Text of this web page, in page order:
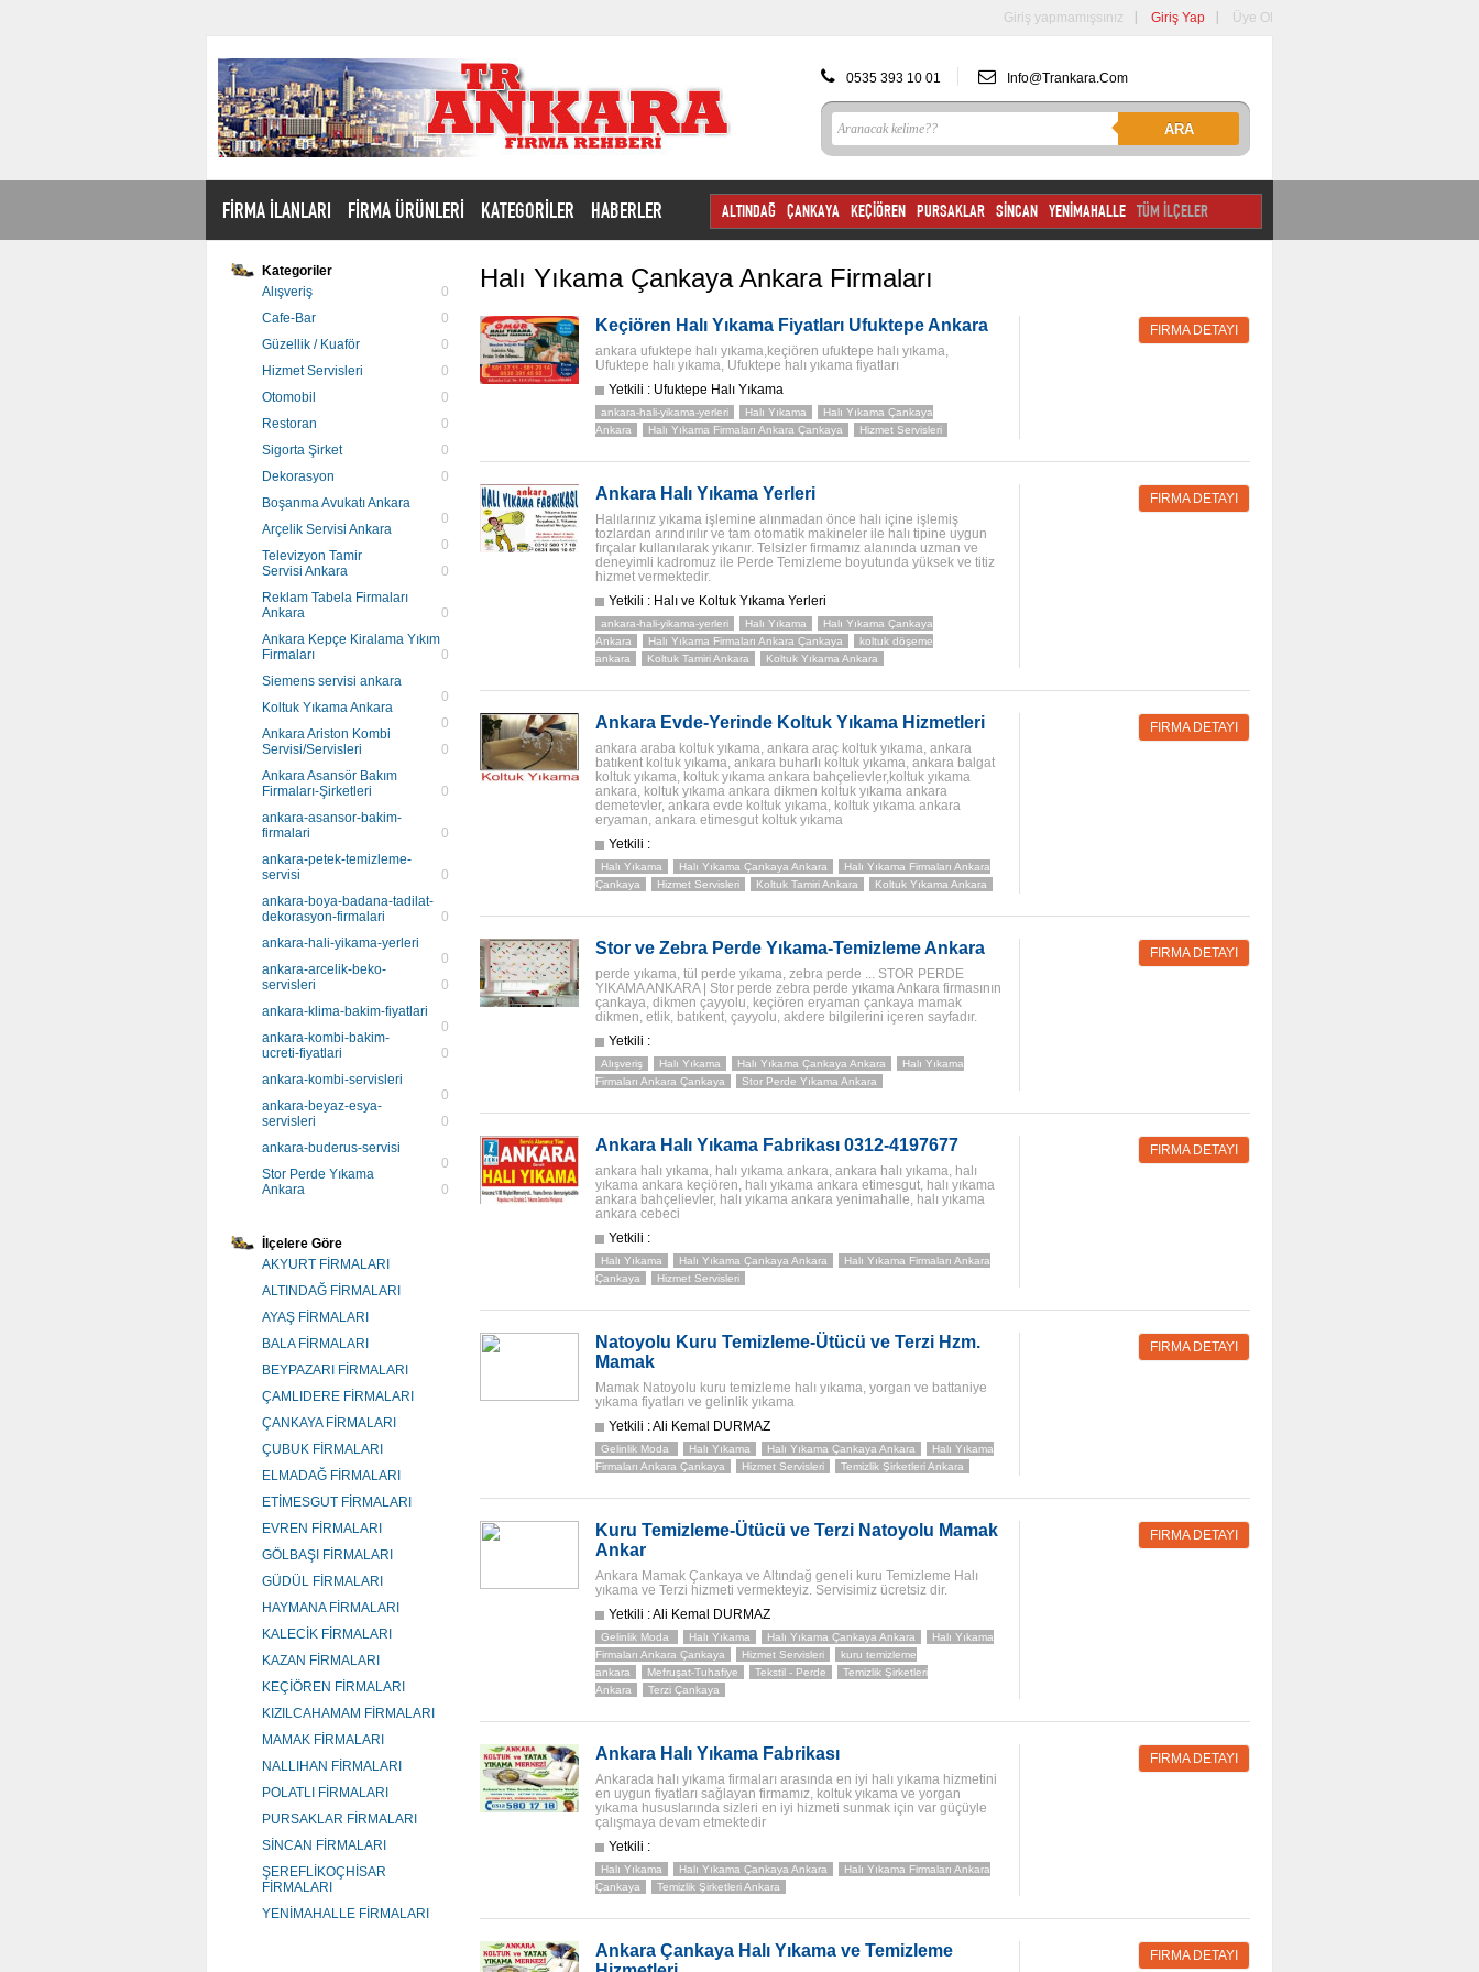
Üye Ol
Giriş Yap
Giriş yapmamışsınız
0535 393 10 01 Info@trankara.com
ARA
ALTINDAĞ ÇANKAYA KEÇİÖREN PURSAKLAR SİNCAN YENİMAHALLE TÜM İLÇELER
FİRMA İLANLARI FİRMA ÜRÜNLERİ KATEGORİLER HABERLER
Kategoriler
Alışveriş
0
Cafe-Bar
0
Güzellik / Kuaför
0
Hizmet Servisleri
0
Otomobil
0
Restoran
0
Sigorta Şirket
0
Dekorasyon
0
Boşanma Avukatı Ankara
0
Arçelik Servisi Ankara
0
Televizyon Tamir
Servisi Ankara
0
Reklam Tabela Firmaları
Ankara
0
Ankara Kepçe Kiralama Yıkım
Firmaları
0
Siemens servisi ankara
0
Koltuk Yıkama Ankara
0
Ankara Ariston Kombi
Servisi/Servisleri
0
Ankara Asansör Bakım
Firmaları-Şirketleri
0
ankara-asansor-bakim-
firmalari
0
ankara-petek-temizleme-
servisi
0
ankara-boya-badana-tadilat-
dekorasyon-firmalari
0
ankara-hali-yikama-yerleri
0
ankara-arcelik-beko-
servisleri
0
ankara-klima-bakim-fiyatlari
0
ankara-kombi-bakim-
ucreti-fiyatlari
0
ankara-kombi-servisleri
0
ankara-beyaz-esya-
servisleri
0
ankara-buderus-servisi
0
Stor Perde Yıkama
Ankara
0
İlçelere Göre
AKYURT FİRMALARI
ALTINDAĞ FİRMALARI
AYAŞ FİRMALARI
BALA FİRMALARI
BEYPAZARI FİRMALARI
ÇAMLIDERE FİRMALARI
ÇANKAYA FİRMALARI
ÇUBUK FİRMALARI
ELMADAĞ FİRMALARI
ETİMESGUT FİRMALARI
EVREN FİRMALARI
GÖLBAŞI FİRMALARI
GÜDÜL FİRMALARI
HAYMANA FİRMALARI
KALECİK FİRMALARI
KAZAN FİRMALARI
KEÇİÖREN FİRMALARI
KIZILCAHAMAM FİRMALARI
MAMAK FİRMALARI
NALLIHAN FİRMALARI
POLATLI FİRMALARI
PURSAKLAR FİRMALARI
SİNCAN FİRMALARI
ŞEREFLİKOÇHİSAR
FİRMALARI
YENİMAHALLE FİRMALARI
Halı Yıkama Çankaya Ankara Firmaları
Keçiören Halı Yıkama Fiyatları Ufuktepe Ankara
ankara ufuktepe halı yıkama,keçiören ufuktepe halı yıkama,
Ufuktepe halı yıkama, Ufuktepe halı yıkama fiyatları
Yetkili : Ufuktepe Halı Yıkama
ankara-hali-yikama-yerleri Halı Yıkama
Halı Yıkama Çankaya
Ankara
Halı Yıkama Firmaları Ankara Çankaya Hizmet Servisleri
FIRMA DETAYI
Ankara Halı Yıkama Yerleri
Halılarınız yıkama işlemine alınmadan önce halı içine işlemiş
tozlardan arındırılır ve tam otomatik makineler ile halı tipine uygun
fırçalar kullanılarak yıkanır. Telsizler firmamız alanında uzman ve
deneyimli kadromuz ile Perde Temizleme boyutunda yüksek ve titiz
hizmet vermektedir.
Yetkili : Halı ve Koltuk Yıkama Yerleri
ankara-hali-yikama-yerleri Halı Yıkama
Halı Yıkama Çankaya
Ankara
Halı Yıkama Firmaları Ankara Çankaya
koltuk döşeme
ankara
Koltuk Tamiri Ankara Koltuk Yıkama Ankara
FIRMA DETAYI
Ankara Evde-Yerinde Koltuk Yıkama Hizmetleri
ankara araba koltuk yıkama, ankara araç koltuk yıkama, ankara
batıkent koltuk yıkama, ankara buharlı koltuk yıkama, ankara balgat
koltuk yıkama, koltuk yıkama ankara bahçelievler,koltuk yıkama
ankara, koltuk yıkama ankara dikmen koltuk yıkama ankara
demetevler, ankara evde koltuk yıkama, koltuk yıkama ankara
eryaman, ankara etimesgut koltuk yıkama
Yetkili :
Halı Yıkama Halı Yıkama Çankaya Ankara
Halı Yıkama Firmaları Ankara
Çankaya
Hizmet Servisleri Koltuk Tamiri Ankara Koltuk Yıkama Ankara
FIRMA DETAYI
Stor ve Zebra Perde Yıkama-Temizleme Ankara
perde yıkama, tül perde yıkama, zebra perde ... STOR PERDE
YIKAMA ANKARA | Stor perde zebra perde yıkama Ankara firmasının
çankaya, dikmen çayyolu, keçiören eryaman çankaya mamak
dikmen, etlik, batıkent, çayyolu, akdere bilgilerini içeren sayfadır.
Yetkili :
Alışveriş Halı Yıkama Halı Yıkama Çankaya Ankara
Halı Yıkama
Firmaları Ankara Çankaya
Stor Perde Yıkama Ankara
FIRMA DETAYI
Ankara Halı Yıkama Fabrikası 0312-4197677
ankara halı yıkama, halı yıkama ankara, ankara halı yıkama, halı
yıkama ankara keçiören, halı yıkama ankara etimesgut, halı yıkama
ankara bahçelievler, halı yıkama ankara yenimahalle, halı yıkama
ankara cebeci
Yetkili :
Halı Yıkama Halı Yıkama Çankaya Ankara
Halı Yıkama Firmaları Ankara
Çankaya
Hizmet Servisleri
FIRMA DETAYI
Natoyolu Kuru Temizleme-Ütücü ve Terzi Hzm.
Mamak
Mamak Natoyolu kuru temizleme halı yıkama, yorgan ve battaniye
yıkama fiyatları ve gelinlik yıkama
Yetkili : Ali Kemal DURMAZ
Gelinlik Moda Halı Yıkama Halı Yıkama Çankaya Ankara
Halı Yıkama
Firmaları Ankara Çankaya
Hizmet Servisleri Temizlik Şirketleri Ankara
FIRMA DETAYI
Kuru Temizleme-Ütücü ve Terzi Natoyolu Mamak
Ankar
Ankara Mamak Çankaya ve Altındağ geneli kuru Temizleme Halı
yıkama ve Terzi hizmeti vermekteyiz. Servisimiz ücretsiz dir.
Yetkili : Ali Kemal DURMAZ
Gelinlik Moda Halı Yıkama Halı Yıkama Çankaya Ankara
Halı Yıkama
Firmaları Ankara Çankaya
Hizmet Servisleri
kuru temizleme
ankara
Mefruşat-Tuhafiye Tekstil - Perde
Temizlik Şirketleri
Ankara
Terzi Çankaya
FIRMA DETAYI
Ankara Halı Yıkama Fabrikası
Ankarada halı yıkama firmaları arasında en iyi halı yıkama hizmetini
en uygun fiyatları sağlayan firmamız, koltuk yıkama ve yorgan
yıkama hususlarında sizleri en iyi hizmeti sunmak için var güçüyle
çalışmaya devam etmektedir
Yetkili :
Halı Yıkama Halı Yıkama Çankaya Ankara
Halı Yıkama Firmaları Ankara
Çankaya
Temizlik Şirketleri Ankara
FIRMA DETAYI
Ankara Çankaya Halı Yıkama ve Temizleme
FIRMA DETAYI